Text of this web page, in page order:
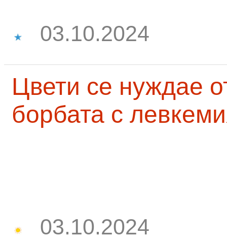
03.10.2024
Цвети се нуждае
борбата с
03.10.2024